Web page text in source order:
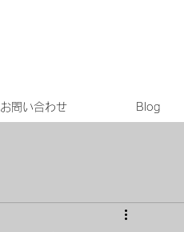
お問い合わせ Blog